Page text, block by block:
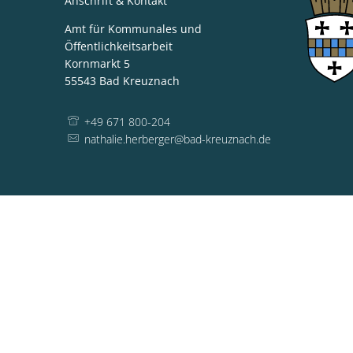
Neuruppin-
Besuch
Amt für Kommunales und
Öffentlichkeitsarbeit
Kornmarkt 5
55543 Bad Kreuznach
+49 671 800-204
nathalie.herberger@bad-kreuznach.de